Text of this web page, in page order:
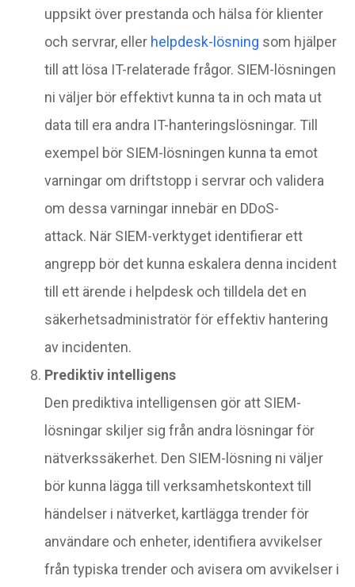
uppsikt över prestanda och hälsa för klienter
och servrar, eller helpdesk-lösning som hjälper
till att lösa IT-relaterade frågor. SIEM-lösningen
ni väljer bör effektivt kunna ta in och mata ut
data till era andra IT-hanteringslösningar. Till
exempel bör SIEM-lösningen kunna ta emot
varningar om driftstopp i servrar och validera
om dessa varningar innebär en DDoS-
attack. När SIEM-verktyget identifierar ett
angrepp bör det kunna eskalera denna incident
till ett ärende i helpdesk och tilldela det en
säkerhetsadministratör för effektiv hantering
av incidenten.
Prediktiv intelligens
Den prediktiva intelligensen gör att SIEM-
lösningar skiljer sig från andra lösningar för
nätverkssäkerhet. Den SIEM-lösning ni väljer
bör kunna lägga till verksamhetskontext till
händelser i nätverket, kartlägga trender för
användare och enheter, identifiera avvikelser
från typiska trender och avisera om avvikelser i